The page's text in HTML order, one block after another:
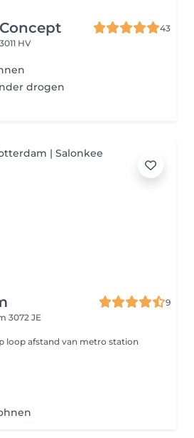
43
HV
drogen
9
3072 JE
loop afstand van metro station